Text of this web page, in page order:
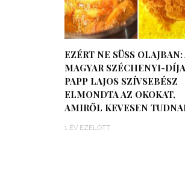
EZÉRT NE SÜSS OLAJBAN:
MAGYAR SZÉCHENYI-
PAPP LAJOS SZÍVSEBÉSZ
ELMONDTA AZ OKOKAT,
AMIRŐL KEVESEN
1 ÉV EZELŐTT